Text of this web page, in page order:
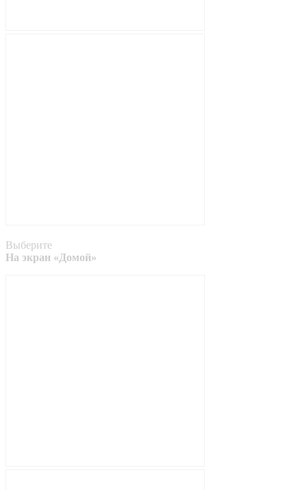
Выберите
На экран «Домой»